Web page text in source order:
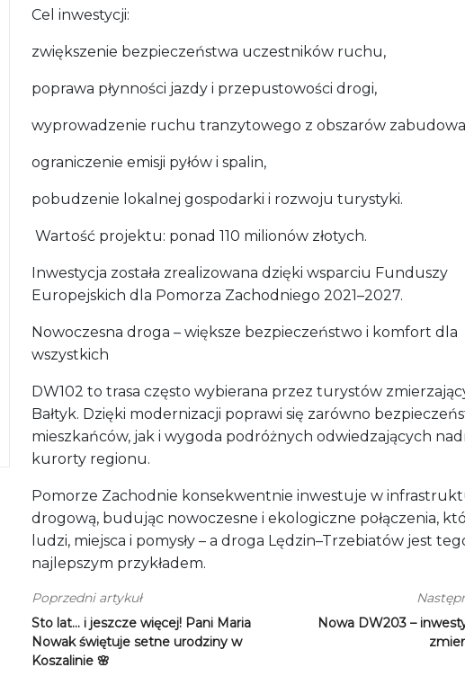
Cel inwestycji:
zwiększenie bezpieczeństwa uczestników ruchu,
poprawa płynności jazdy i przepustowości drogi,
wyprowadzenie ruchu tranzytowego z obszarów
ograniczenie emisji pyłów i spalin,
pobudzenie lokalnej gospodarki i rozwoju turystyki.
Wartość projektu: ponad 110 milionów złotych.
Inwestycja została zrealizowana dzięki wsparciu Funduszy
Europejskich dla Pomorza Zachodniego 2021–2027.
Nowoczesna droga – większe bezpieczeństwo i komfort dla
wszystkich
DW102 to trasa często wybierana przez turystów
Bałtyk. Dzięki modernizacji poprawi się zarówno
mieszkańców, jak i wygoda podróżnych odwiedzających
kurorty regionu.
Pomorze Zachodnie konsekwentnie inwestuje w
drogową, budując nowoczesne i ekologiczne połączenia,
ludzi, miejsca i pomysły – a droga Lędzin–Trzebiatów jest
najlepszym przykładem.
Poprzedni artykuł
Sto lat… i jeszcze więcej! Pani Maria
Nowak świętuje setne urodziny w
Koszalinie 🌸
Nowa DW203 –